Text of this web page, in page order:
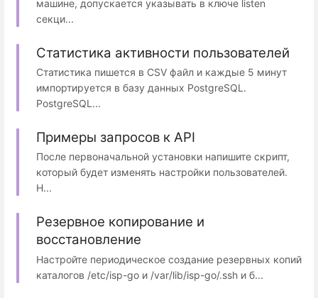
машине, допускается указывать в ключе listen
секци...
Статистика активности пользователей
Статистика пишется в CSV файл и каждые 5 минут
импортируется в базу данных PostgreSQL.
PostgreSQL...
Примеры запросов к API
После первоначальной установки напишите скрипт,
который будет изменять настройки пользователей.
Н...
Резервное копирование и
восстановление
Настройте периодическое создание резервных копий
каталогов /etc/isp-go и /var/lib/isp-go/.ssh и б...